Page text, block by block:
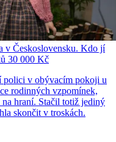
v Československu. Kdo jí
30 000 Kč
polici v obývacím pokoji u
rodinných vzpomínek,
na hraní. Stačil totiž jediný
skončit v troskách.